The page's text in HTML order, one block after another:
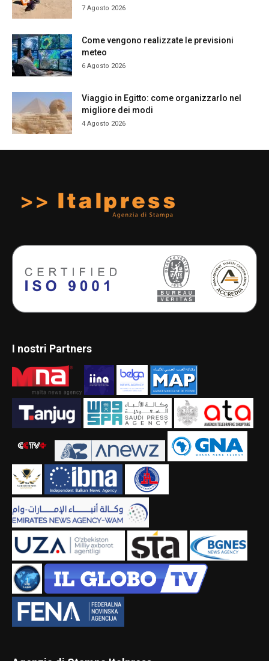
7 Agosto 2026
Come vengono realizzate le previsioni
meteo
6 Agosto 2026
Viaggio in Egitto: come organizzarlo nel
migliore dei modi
4 Agosto 2026
I nostri Partners